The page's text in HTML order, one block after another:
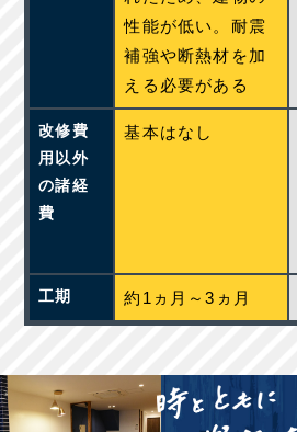
性能が低い。耐震
補強や断熱材を加
える必要がある
改修費
用以外
の諸経
費
基本はなし
工期 約1ヵ月～3ヵ月